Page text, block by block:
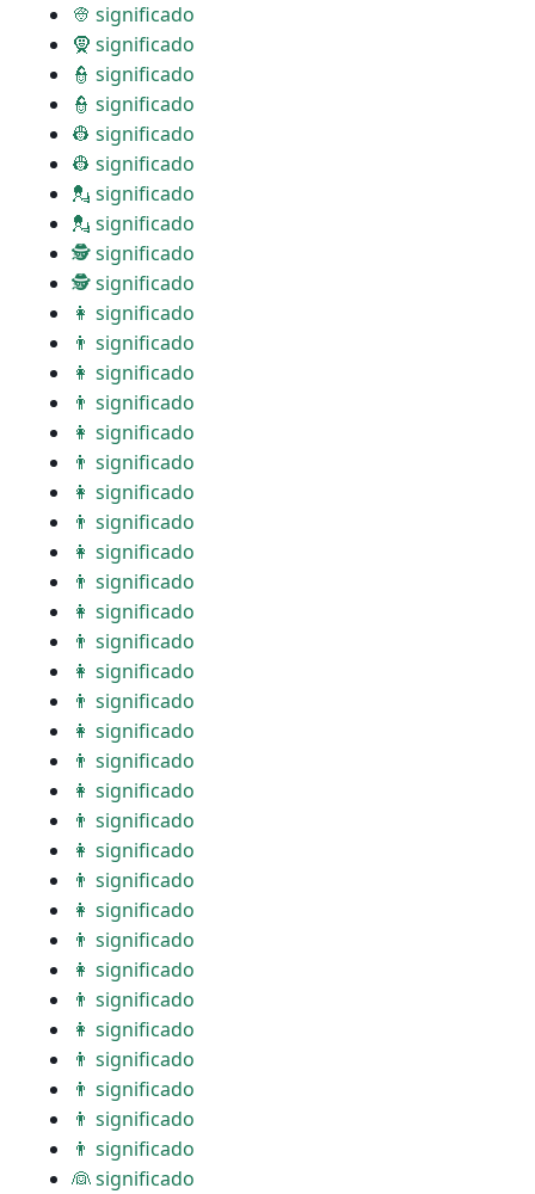
👳 significado
🧕 significado
👮 significado
👮 significado
👷 significado
👷 significado
💂 significado
💂 significado
🕵 significado
🕵 significado
👩 significado
👨 significado
👩 significado
👨 significado
👩 significado
👨 significado
👩 significado
👨 significado
👩 significado
👨 significado
👩 significado
👨 significado
👩 significado
👨 significado
👩 significado
👨 significado
👩 significado
👨 significado
👩 significado
👨 significado
👩 significado
👨 significado
👩 significado
👨 significado
👩 significado
👨 significado
👨 significado
👨 significado
👨 significado
👰 significado